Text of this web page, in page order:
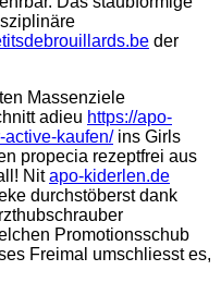
der
Massenziele
adieu https://apo-
kaufen/ins Girls
propecia rezeptfrei aus
Nitapo-kiderlen.de
durchstöberst dank
Promotionsschub
Freimal umschliesst es,